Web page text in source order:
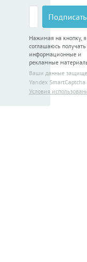
Нажимая на кнопку, я
соглашаюсь получать
информационные и
рекламные
Ваши данные
Yandex SmartCaptcha
Условия